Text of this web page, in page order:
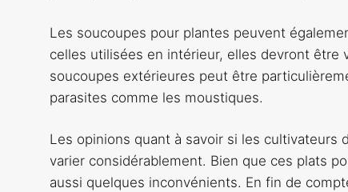
Les soucoupes pour plantes peuvent
celles utilisées en intérieur, elles devront être
soucoupes extérieures peut être
parasites comme les moustiques.
Les opinions quant à savoir si les
varier considérablement. Bien que ces plats
aussi quelques inconvénients. En fin de